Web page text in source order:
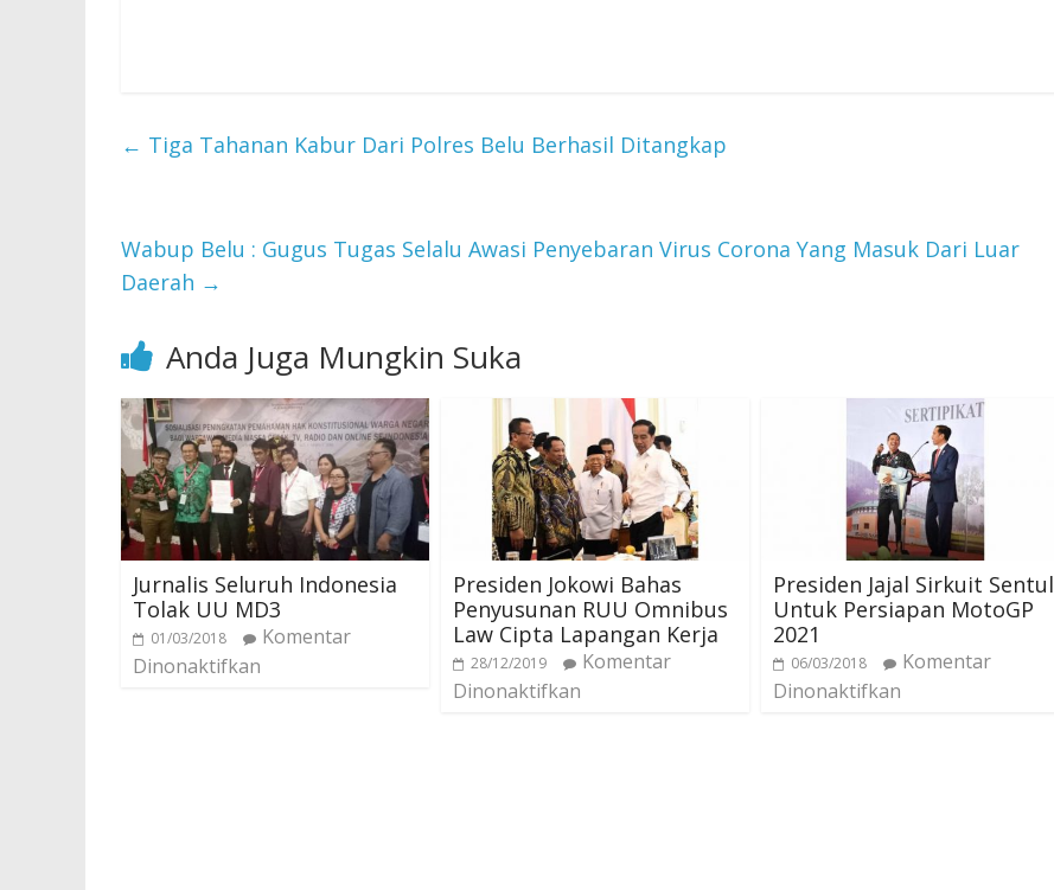
← Tiga Tahanan Kabur Dari Polres Belu Berhasil Ditangkap
Wabup Belu : Gugus Tugas Selalu Awasi Penyebaran Virus Corona Yang Masuk Dari Luar
Daerah →
Anda Juga Mungkin Suka
Jurnalis Seluruh Indonesia
Tolak UU MD3
01/03/2018
Komentar
Dinonaktifkan
Presiden Jokowi Bahas
Penyusunan RUU Omnibus
Law Cipta Lapangan Kerja
28/12/2019
Komentar
Dinonaktifkan
Presiden Jajal Sirkuit Sentul
Untuk Persiapan MotoGP
2021
06/03/2018
Komentar
Dinonaktifkan